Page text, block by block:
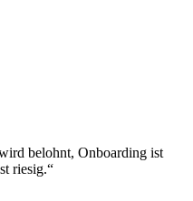
belohnt, Onboarding ist
riesig.“